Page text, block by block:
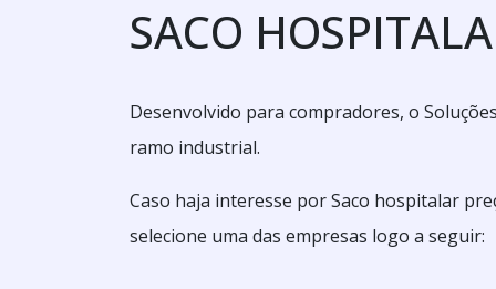
SACO
Desenvolvido para compradores, o
ramo industrial.
Caso haja interesse por Saco hospitalar
selecione uma das empresas logo a seguir: